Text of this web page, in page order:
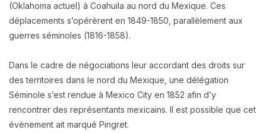
(Oklahoma actuel) à Coahuila au nord du Mexique. Ces
déplacements s’opérèrent en 1849-1850, parallèlement aux
guerres séminoles (1816-1858).
Dans le cadre de négociations leur accordant des droits sur
des territoires dans le nord du Mexique, une délégation
Séminole s’est rendue à Mexico City en 1852 afin d’y
rencontrer des représentants mexicains. Il est possible que cet
évènement ait marqué Pingret.